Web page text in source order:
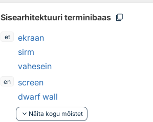
Sisearhitektuuri terminibaas content_copy
et
ekraan
sirm
vahesein
en
screen
dwarf wall
keyboard_arrow_down Näita kogu mõistet